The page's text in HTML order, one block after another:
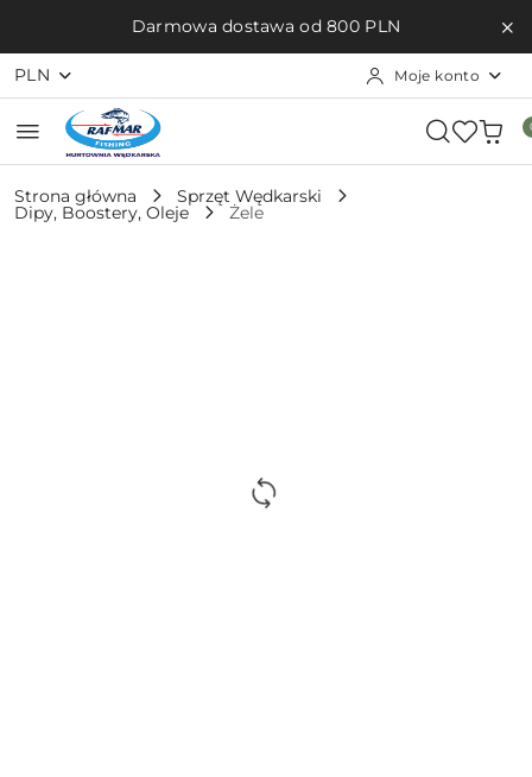
Przejdź do treści głównej
Przejdź do wyszukiwarki
Przejdź do moje konto
Przejdź do menu głównego
Przejdź do opisu produktu
Przejdź do stopkiDarmowa dostawa od 800 PLN
PLN Moje konto
Strona główna Sprzęt Wędkarski
Dipy, Boostery, Oleje Żele